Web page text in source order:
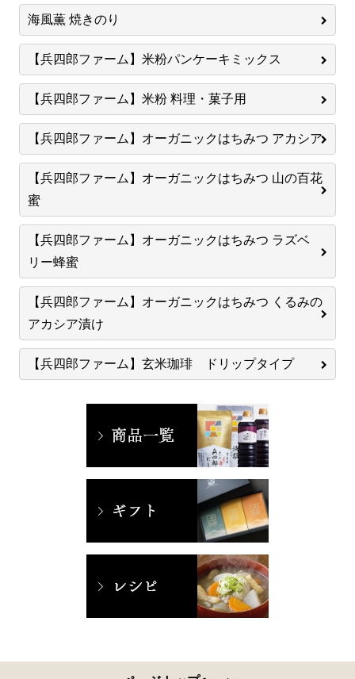
海風薫 焼きのり
【兵四郎ファーム】米粉パンケーキミックス
【兵四郎ファーム】米粉 料理・菓子用
【兵四郎ファーム】オーガニックはちみつ アカシア
【兵四郎ファーム】オーガニックはちみつ 山の百花
蜜
【兵四郎ファーム】オーガニックはちみつ ラズベ
リー蜂蜜
【兵四郎ファーム】オーガニックはちみつ くるみの
アカシア漬け
【兵四郎ファーム】玄米珈琲 ドリップタイプ